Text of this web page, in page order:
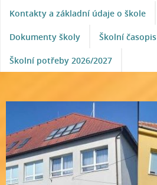
Kontakty a základní údaje o škole
Dokumenty školy Školní časopis
Školní potřeby 2026/2027